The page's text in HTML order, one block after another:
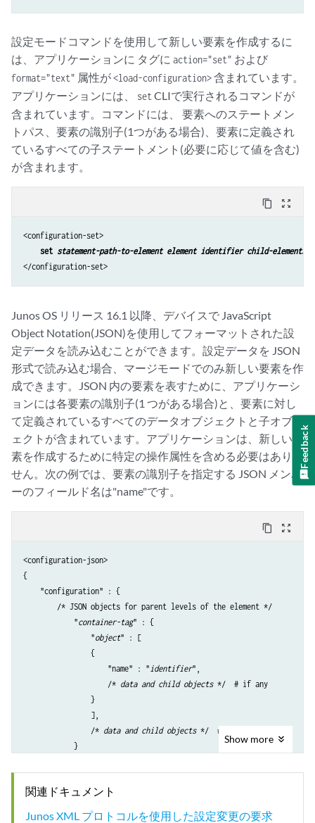
設定モードコマンドを使用して新しい要素を作成するに
は、アプリケーションに タグに action="set" および
format="text" 属性が<load-configuration>含まれています。
アプリケーションには、
setCLIで実行されるコマンドが
含まれています。コマンドには、 要素へのステートメン
トパス、要素の識別子(1つがある場合)、要素に定義され
ているすべての子ステートメント(必要に応じて値を含む)
が含まれます。
content_copy zoom_out_map
<configuration-set>
set statement-path-to-element element identifier child-elements
</configuration-set>
Junos OS リリース 16.1 以降、デバイスで JavaScript
Object Notation(JSON)を使用してフォーマットされた設
定データを読み込むことができます。設定データを JSON
形式で読み込む場合、マージモードでのみ新しい要素を作
成できます。JSON 内の要素を表すために、アプリケーシ
ョンには各要素の識別子(1 つがある場合)と、要素に対し
て定義されているすべてのデータオブジェクトと子オブジ
ェクトが含まれています。アプリケーションは、新しい要
素を作成するために特定の操作属性を含める必要はありま
せん。次の例では、要素の識別子を指定する JSON メンバ
ーのフィールド名は"name"です。
content_copy zoom_out_map
<configuration-json>
{
    "configuration" : {
        /* JSON objects for parent levels of the element */
            "
container-tag" : {
                "
object" : [
                {
                    "name" : "
identifier",
                    /*
data and child objects */  # if any
                }
                ],
                /*
data and child objects */  # if any
            }
    }
}
Show more
関連ドキュメント
Junos XML プロトコルを使用した設定変更の要求
Feedback